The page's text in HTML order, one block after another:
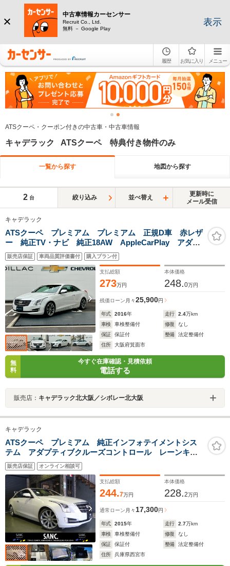
中古車情報カーセンサー
Recruit Co., Ltd.
無料 － Google Play
表示
履歴 お気に入り メニュー
ATSクーペ・クーポン付きの中古車・中古車情報
キャデラック ATSクーペ 特典付き物件のみ
一覧から探す 地図から探す
2 台 絞り込み 並べ替え
更新時に
メール受信
キャデラック
ATSクーペ プレミアム プレミアム 正規D車 赤レザ
ー 純正TV・ナビ 純正18AW AppleCarPlay アダプ
ティブクルーズ ヘッドアップディスプレイ シートヒ
ーター マグネティックライド BOSEサウンド
販売店保証 車両品質評価書付 購入プラン付
支払総額
273万円
本体価格
248.0万円
残価ローン 月々25,900円
年式 2016年 走行 2.4万km
車検
車検整備付 修復
なし
保証
保証付 整備
法定整備付
住所
大阪府箕面市
無
料
今すぐ在庫確認・見積依頼
電話する
販売店： キャデラック北大阪／シボレー北大阪
キャデラック
ATSクーペ プレミアム 純正インフォテイメントシス
テム アダプティブクルーズコントロール レーンキー
プアシスト エマージェンシーブレーキシステム リア
クロストラフィックアラート レザーシート シートヒ
ーター バックカメラ
販売店保証 オンライン相談可
支払総額
244.7万円
本体価格
228.2万円
通常ローン 月々17,300円
年式 2015年 走行 2.7万km
車検
車検整備付 修復
なし
保証
保証付 整備
法定整備付
住所
兵庫県西宮市